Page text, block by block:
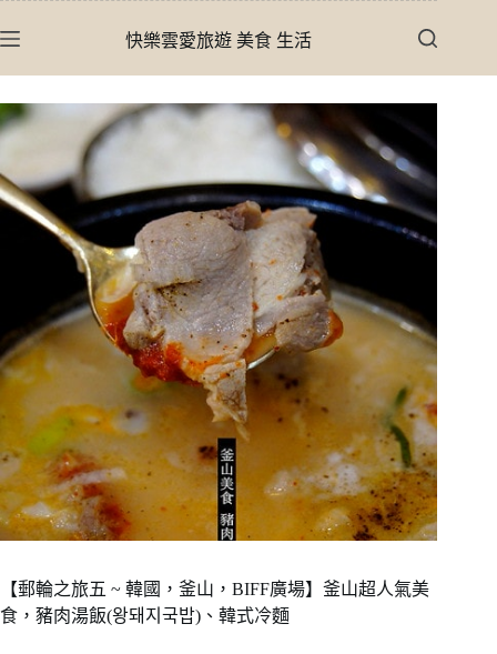
至
內
快樂雲愛旅遊 美食 生活
【郵輪之旅五 ~ 韓國，釜山，BIFF廣場】釜山超人氣美
食，豬肉湯飯(왕돼지국밥)、韓式冷麵